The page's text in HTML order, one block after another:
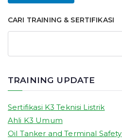
CARI TRAINING & SERTIFIKASI
TRAINING UPDATE
Sertifikasi K3 Teknisi Listrik
Ahli K3 Umum
Oil Tanker and Terminal Safety